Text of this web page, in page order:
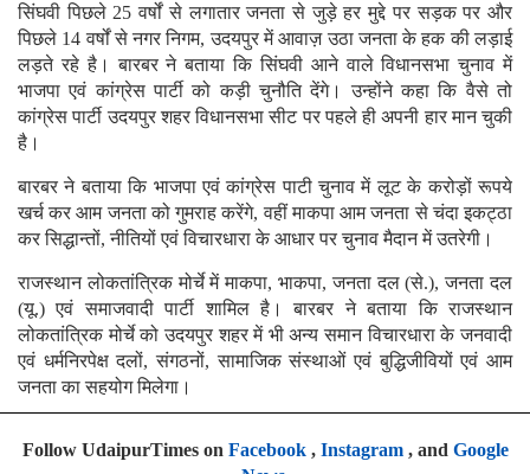
सिंघवी पिछले 25 वर्षों से लगातार जनता से जुड़े हर मुद्दे पर सड़क पर और
पिछले 14 वर्षों से नगर निगम, उदयपुर में आवाज़ उठा जनता के हक की लड़ाई
लड़ते रहे है। बारबर ने बताया कि सिंघवी आने वाले विधानसभा चुनाव में
भाजपा एवं कांग्रेस पार्टी को कड़ी चुनौति देंगे। उन्होंने कहा कि वैसे तो
कांग्रेस पार्टी उदयपुर शहर विधानसभा सीट पर पहले ही अपनी हार मान चुकी
है।
बारबर ने बताया कि भाजपा एवं कांग्रेस पाटी चुनाव में लूट के करोड़ों रूपये
खर्च कर आम जनता को गुमराह करेंगे, वहीं माकपा आम जनता से चंदा इकट्ठा
कर सिद्धान्तों, नीतियों एवं विचारधारा के आधार पर चुनाव मैदान में उतरेगी।
राजस्थान लोकतांत्रिक मोर्चे में माकपा, भाकपा, जनता दल (से.), जनता दल
(यू.) एवं समाजवादी पार्टी शामिल है। बारबर ने बताया कि राजस्थान
लोकतांत्रिक मोर्चे को उदयपुर शहर में भी अन्य समान विचारधारा के जनवादी
एवं धर्मनिरपेक्ष दलों, संगठनों, सामाजिक संस्थाओं एवं बुद्धिजीवियों एवं आम
जनता का सहयोग मिलेगा।
Follow UdaipurTimes on Facebook, Instagram, and Google